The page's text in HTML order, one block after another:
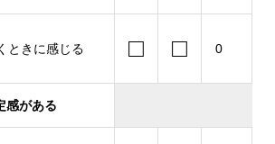
ときに感じる □ □ 0
感がある